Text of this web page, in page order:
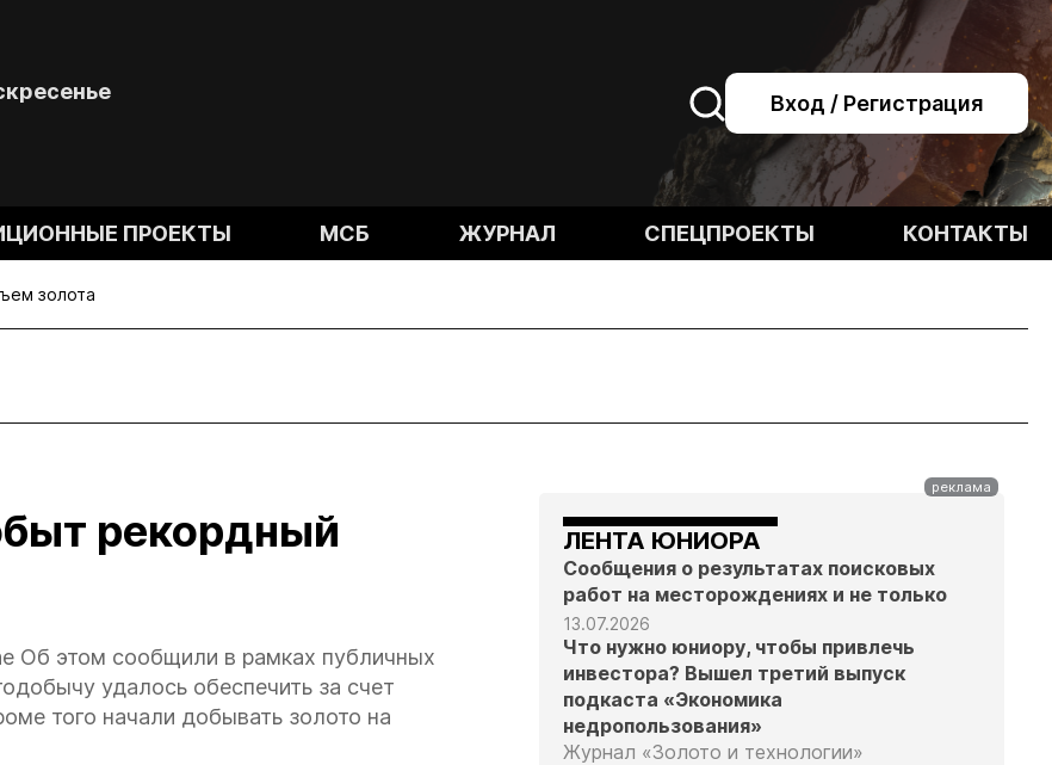
Вход / Регистрация
ПРОЕКТЫ МСБ ЖУРНАЛ СПЕЦПРОЕКТЫ КОНТАКТЫ
золота
рекордный
Об этом сообщили в рамках публичных
удалось обеспечить за счет
того начали добывать золото на
ЛЕНТА ЮНИОРА
Сообщения о результатах поисковых
работ на месторождениях и не только
13.07.2026
Что нужно юниору, чтобы привлечь
инвестора? Вышел третий выпуск
подкаста «Экономика
недропользования»
Журнал «Золото и технологии»